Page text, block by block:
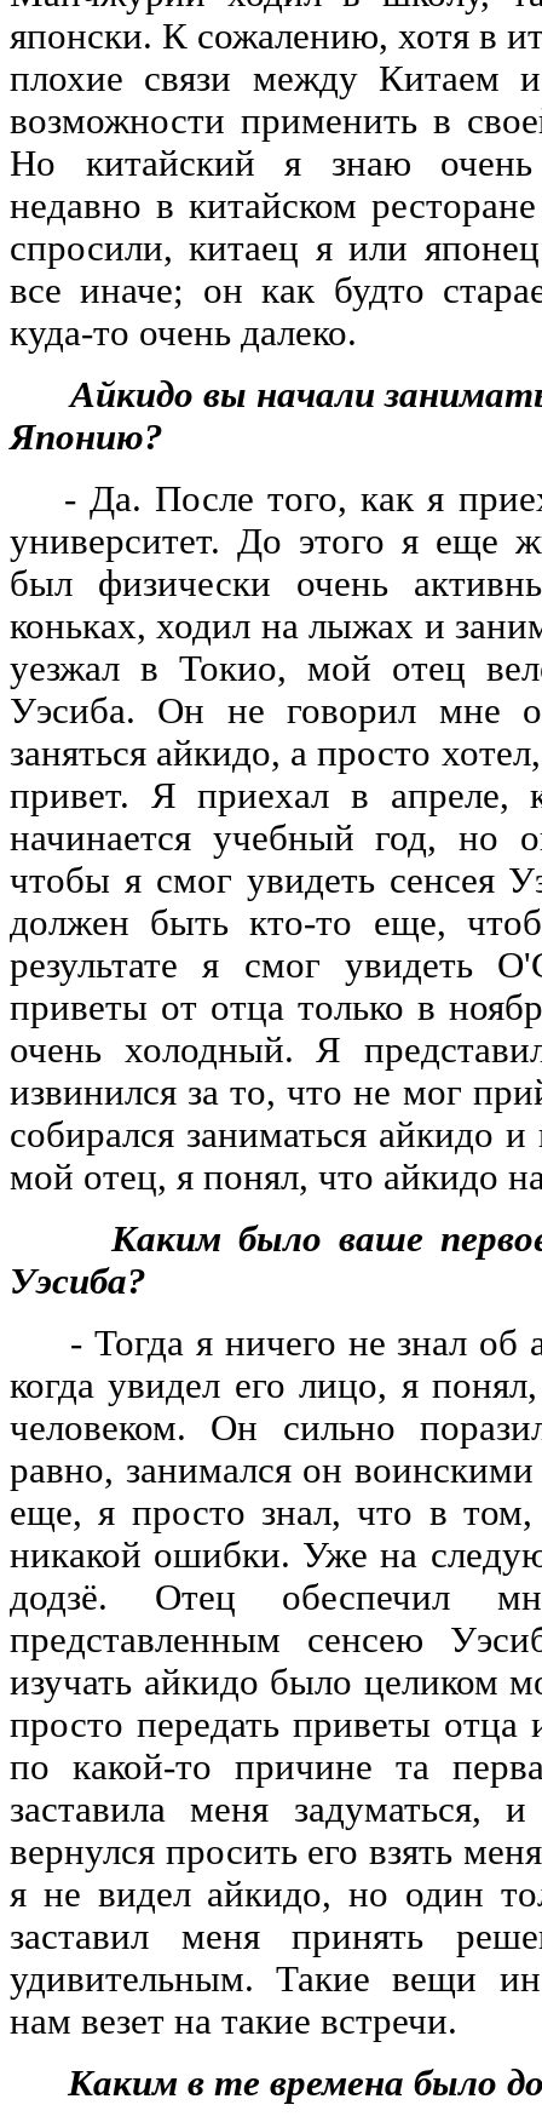
японски. К сожалению, хотя в
плохие связи между Китаем
возможности применить в
Но китайский я знаю
недавно в китайском
спросили, китаец я или
все иначе; он как будто
куда-то очень далеко.
Айкидо вы начали
Японию?
- Да. После того, как я
университет. До этого я еще
был физически очень
коньках, ходил на лыжах и
уезжал в Токио, мой отец
Уэсиба. Он не говорил мне
заняться айкидо, а просто
привет. Я приехал в апреле,
начинается учебный год, но
чтобы я смог увидеть сенсея
должен быть кто-то еще,
результате я смог увидеть
приветы от отца только в
очень холодный. Я
извинился за то, что не мог
собирался заниматься айкидо и
мой отец, я понял, что айкидо
Каким было ваше первое
Уэсиба?
- Тогда я ничего не знал об
когда увидел его лицо, я
человеком. Он сильно
равно, занимался он
еще, я просто знал, что в
никакой ошибки. Уже на
додзё. Отец обеспечил
представленным сенсею
изучать айкидо было целиком
просто передать приветы
по какой-то причине та
заставила меня
вернулся просить его взять
я не видел айкидо, но один
заставил меня принять
удивительным. Такие вещи
нам везет на такие встречи.
Каким в те времена было